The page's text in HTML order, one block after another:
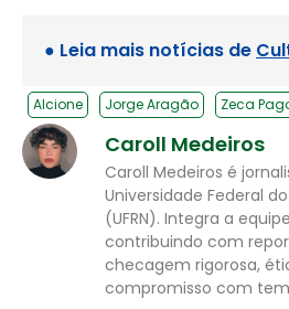
● Leia mais notícias de
Alcione Jorge Aragão Zeca
Caroll Medeiros
Caroll Medeiros é
Universidade Federal
(UFRN). Integra a
contribuindo com
checagem rigorosa,
compromisso com